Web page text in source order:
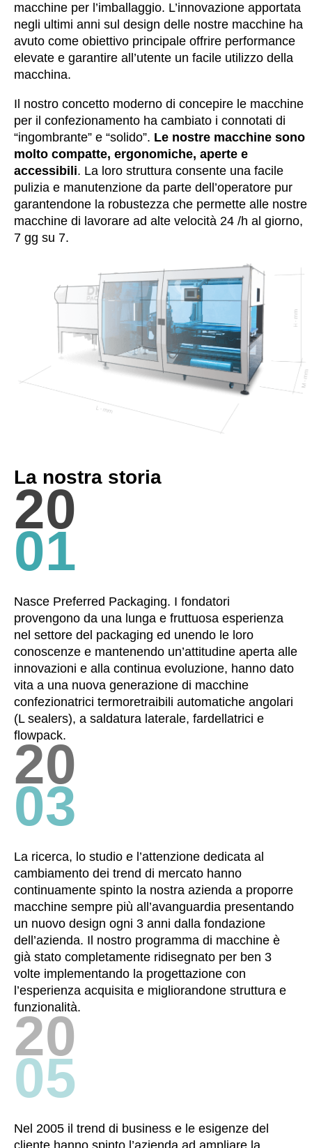
macchine per l’imballaggio. L’innovazione apportata
negli ultimi anni sul design delle nostre macchine ha
avuto come obiettivo principale offrire performance
elevate e garantire all’utente un facile utilizzo della
macchina.
Il nostro concetto moderno di concepire le macchine
per il confezionamento ha cambiato i connotati di
“ingombrante” e “solido”. Le nostre macchine sono
molto compatte, ergonomiche, aperte e
accessibili. La loro struttura consente una facile
pulizia e manutenzione da parte dell’operatore pur
garantendone la robustezza che permette alle nostre
macchine di lavorare ad alte velocità 24 /h al giorno,
7 gg su 7.
La nostra storia
20
01
Nasce Preferred Packaging. I fondatori
provengono da una lunga e fruttuosa esperienza
nel settore del packaging ed unendo le loro
conoscenze e mantenendo un’attitudine aperta alle
innovazioni e alla continua evoluzione, hanno dato
vita a una nuova generazione di macchine
confezionatrici termoretraibili automatiche angolari
(L sealers), a saldatura laterale, fardellatrici e
flowpack.
20
03
La ricerca, lo studio e l’attenzione dedicata al
cambiamento dei trend di mercato hanno
continuamente spinto la nostra azienda a proporre
macchine sempre più all’avanguardia presentando
un nuovo design ogni 3 anni dalla fondazione
dell’azienda. Il nostro programma di macchine è
già stato completamente ridisegnato per ben 3
volte implementando la progettazione con
l’esperienza acquisita e migliorandone struttura e
funzionalità.
20
05
Nel 2005 il trend di business e le esigenze del
cliente hanno spinto l’azienda ad ampliare la